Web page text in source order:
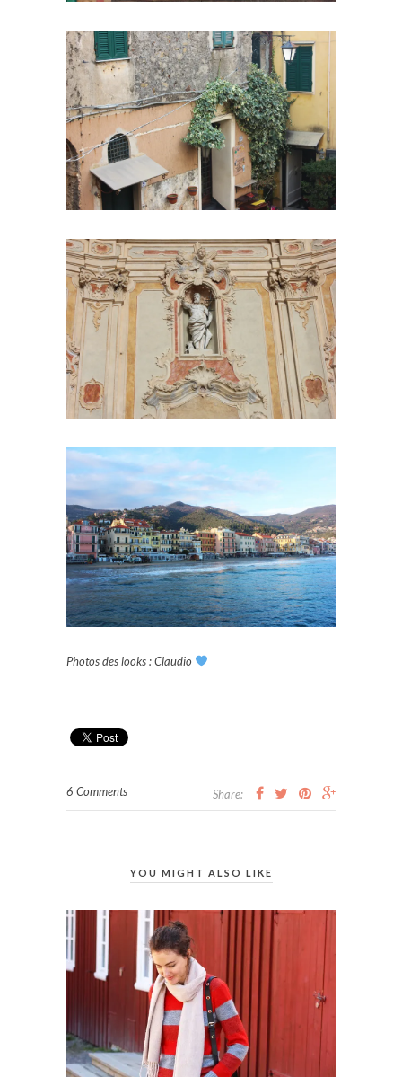
Photos des looks : Claudio
6 Comments Share:
YOU MIGHT ALSO LIKE